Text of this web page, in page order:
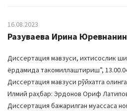
16.08.2023
Разуваева Ирина
Диссертация мавзуси, ихтисослик
ёрдамида такомиллаштириш”,
Диссертация мавзуси рўйхатга
Илмий раҳбар: Эрдонов Ориф
Диссертация бажарилган муассаса